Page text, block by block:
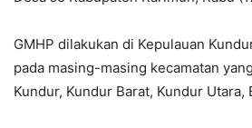
GMHP dilakukan di Kepulauan
pada masing-masing kecamatan
Kundur, Kundur Barat, Kundur Utara,